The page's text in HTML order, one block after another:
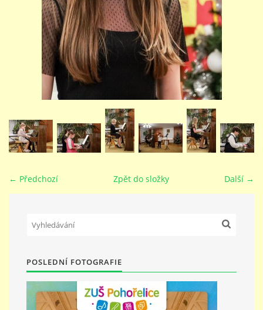
VIDEA - FILMOVÁ TVORBA
PEDAGOGICKÝ SBOR
DOKUMENTY / KE STAŽENÍ
KURZY
PŘÍMĚSTSKÝ TÁBOR
MISS VÝTVARNÝ MODEL
ZAMĚSTNÁNÍ
DOTACE
← Předchozí Další →
Zpět do složky
POSLEDNÍ FOTOGRAFIE